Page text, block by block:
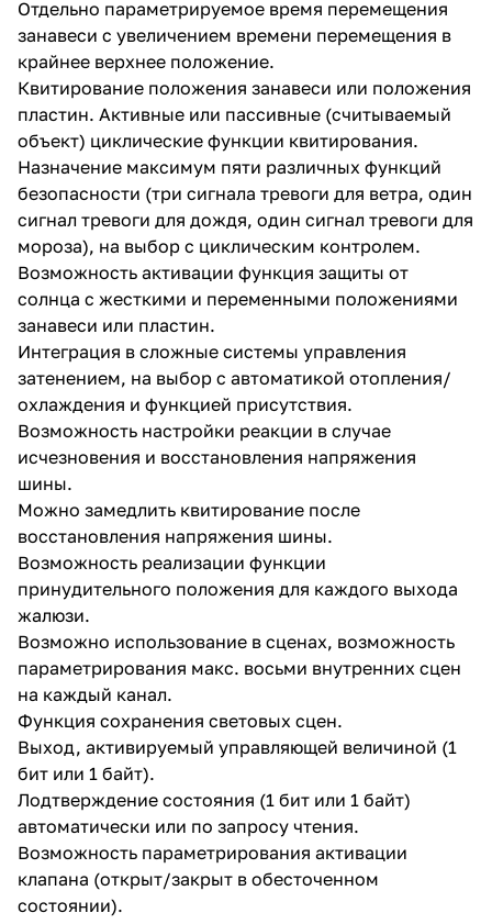
Отдельно параметрируемое время перемещения
занавеси с увеличением времени перемещения в
крайнее верхнее положение.
Квитирование положения занавеси или положения
пластин. Активные или пассивные (считываемый
объект) циклические функции квитирования.
Назначение максимум пяти различных функций
безопасности (три сигнала тревоги для ветра, один
сигнал тревоги для дождя, один сигнал тревоги для
мороза), на выбор с циклическим контролем.
Возможность активации функция защиты от
солнца с жесткими и переменными положениями
занавеси или пластин.
Интеграция в сложные системы управления
затенением, на выбор с автоматикой отопления/
охлаждения и функцией присутствия.
Возможность настройки реакции в случае
исчезновения и восстановления напряжения
шины.
Можно замедлить квитирование после
восстановления напряжения шины.
Возможность реализации функции
принудительного положения для каждого выхода
жалюзи.
Возможно использование в сценах, возможность
параметрирования макс. восьми внутренних сцен
на каждый канал.
Функция сохранения световых сцен.
Выход, активируемый управляющей величиной (1
бит или 1 байт).
Лодтверждение состояния (1 бит или 1 байт)
автоматически или по запросу чтения.
Возможность параметрирования активации
клапана (открыт/закрыт в обесточенном
состоянии).